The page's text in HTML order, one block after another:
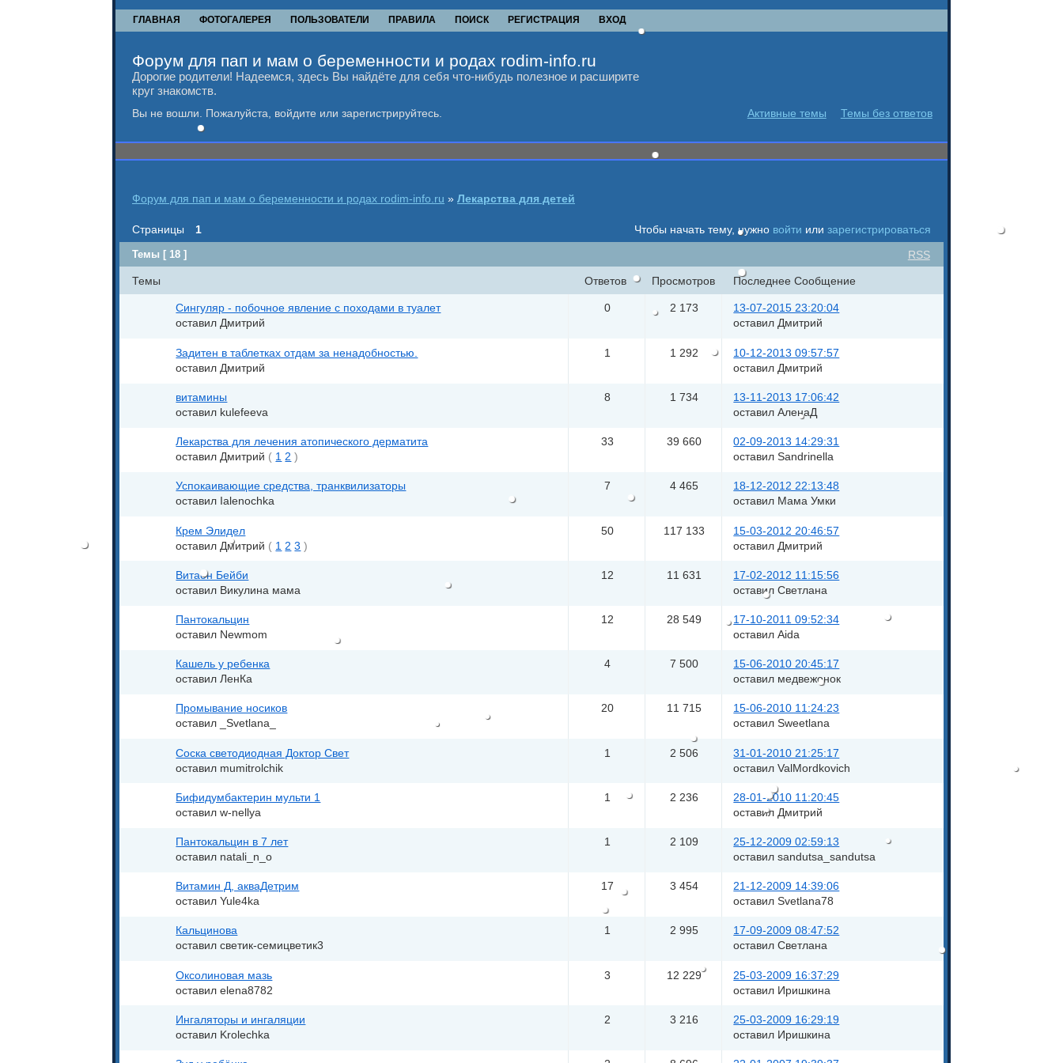
ГЛАВНАЯ ФОТОГАЛЕРЕЯ ПОЛЬЗОВАТЕЛИ ПРАВИЛА ПОИСК РЕГИСТРАЦИЯ ВХОД
Форум для пап и мам о беременности и родах rodim-info.ru
Дорогие родители! Надеемся, здесь Вы найдёте для себя что-нибудь полезное и расширите
круг знакомств.
Вы не вошли. Пожалуйста, войдите или зарегистрируйтесь. Активные темы Темы без ответов
Форум для пап и мам о беременности и родах rodim-info.ru » Лекарства для детей
Страницы 1 Чтобы начать тему, нужно войти или зарегистрироваться
RSS
Темы [ 18 ]
Темы Ответов Просмотров Последнее Сообщение
Сингуляр - побочное явление с походами в туалет
оставил Дмитрий
0 2 173
13-07-2015 23:20:04
оставил Дмитрий
Задитен в таблетках отдам за ненадобностью.
оставил Дмитрий
1 1 292
10-12-2013 09:57:57
оставил Дмитрий
витамины
оставил kulefeeva
8 1 734
13-11-2013 17:06:42
оставил АленаД
Лекарства для лечения атопического дерматита
оставил Дмитрий ( 1 2 )
33 39 660
02-09-2013 14:29:31
оставил Sandrinella
Успокаивающие средства, транквилизаторы
оставил Ialenochka
7 4 465
18-12-2012 22:13:48
оставил Мама Умки
Крем Элидел
оставил Дмитрий ( 1 2 3 )
50 117 133
15-03-2012 20:46:57
оставил Дмитрий
Витаон Бейби
оставил Викулина мама
12 11 631
17-02-2012 11:15:56
оставил Светлана
Пантокальцин
оставил Newmom
12 28 549
17-10-2011 09:52:34
оставил Aida
Кашель у ребенка
оставил ЛенКа
4 7 500
15-06-2010 20:45:17
оставил медвежонок
Промывание носиков
оставил _Svetlana_
20 11 715
15-06-2010 11:24:23
оставил Sweetlana
Соска светодиодная Доктор Свет
оставил mumitrolchik
1 2 506
31-01-2010 21:25:17
оставил ValMordkovich
Бифидумбактерин мульти 1
оставил w-nellya
1 2 236
28-01-2010 11:20:45
оставил Дмитрий
Пантокальцин в 7 лет
оставил natali_n_o
1 2 109
25-12-2009 02:59:13
оставил sandutsa_sandutsa
Витамин Д, акваДетрим
оставил Yule4ka
17 3 454
21-12-2009 14:39:06
оставил Svetlana78
Кальцинова
оставил светик-семицветик3
1 2 995
17-09-2009 08:47:52
оставил Светлана
Оксолиновая мазь
оставил elena8782
3 12 229
25-03-2009 16:37:29
оставил Иришкина
Ингаляторы и ингаляции
оставил Krolechka
2 3 216
25-03-2009 16:29:19
оставил Иришкина